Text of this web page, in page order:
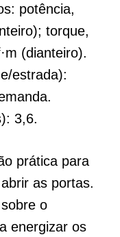
potência,
torque,
(dianteiro).
estrada):
3,6.
prática para
as portas.
o
energizar os